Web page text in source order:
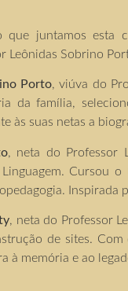
que juntamos esta
Leônidas Sobrino
Porto, viúva do
da família,
às suas netas a
, neta do Professor
Cursou
Inspirada
, neta do Professor
de sites.
à memória e ao